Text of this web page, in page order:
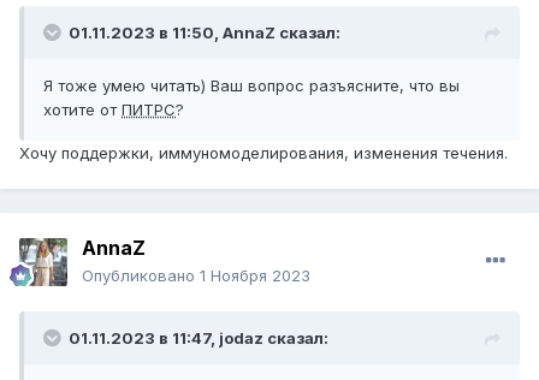
01.11.2023 в 11:50, AnnaZ сказал:
Я тоже умею читать) Ваш вопрос разъясните, что вы
хотите отПИТРС?
Хочу поддержки, иммуномоделирования, изменения течения.
AnnaZ
Опубликовано 1 Ноября 2023
01.11.2023 в 11:47, jodaz сказал: